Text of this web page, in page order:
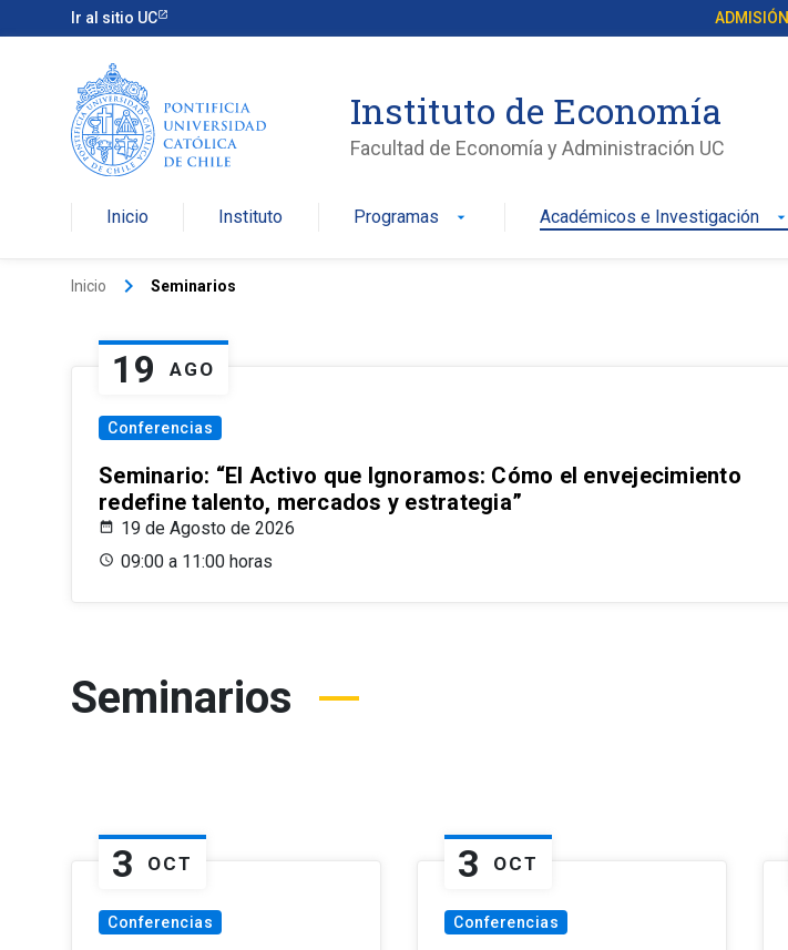
Ir al sitio UC ADMISIÓN
Instituto de Economía
Facultad de Economía y Administración UC
Inicio Instituto Programas arrow_drop_down Académicos e Investigación arrow_drop_down
Inicio keyboard_arrow_right Seminarios
19 AGO
Conferencias
Seminario: “El Activo que Ignoramos: Cómo el envejecimiento
redefine talento, mercados y estrategia”
19 de Agosto de 2026
09:00 a 11:00 horas
Seminarios
3 OCT
Conferencias
3 OCT
Conferencias